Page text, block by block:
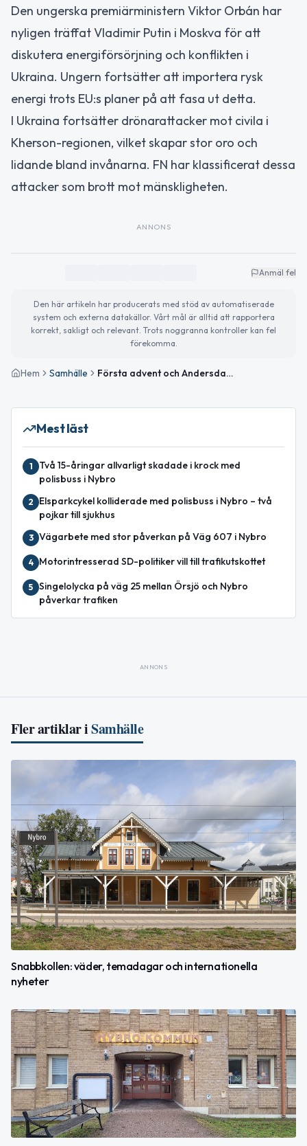
Den ungerska premiärministern Viktor Orbán har
nyligen träffat Vladimir Putin i Moskva för att
diskutera energiförsörjning och konflikten i
Ukraina. Ungern fortsätter att importera rysk
energi trots EU:s planer på att fasa ut detta.
I Ukraina fortsätter drönarattacker mot civila i
Kherson-regionen, vilket skapar stor oro och
lidande bland invånarna. FN har klassificerat dessa
attacker som brott mot mänskligheten.
ANNONS
Anmäl fel
Den här artikeln har producerats med stöd av automatiserade
system och externa datakällor. Vårt mål är alltid att rapportera
korrekt, sakligt och relevant. Trots noggranna kontroller kan fel
förekomma.
Hem Samhälle Första advent och Andersdagen – Nybro blickar mot julen
Mest läst
1
Två 15-åringar allvarligt skadade i krock med
polisbuss i Nybro
2
Elsparkcykel kolliderade med polisbuss i Nybro – två
pojkar till sjukhus
3 Vägarbete med stor påverkan på Väg 607 i Nybro
4 Motorintresserad SD-politiker vill till trafikutskottet
5 Singelolycka på väg 25 mellan Örsjö och Nybro
påverkar trafiken
ANNONS
Fler artiklar iSamhälle
Snabbkollen: väder, temadagar och internationella
nyheter